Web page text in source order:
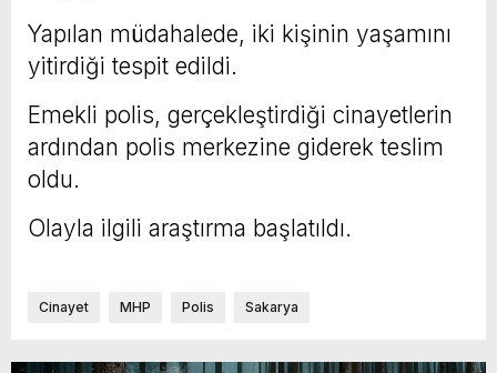
Yapılan müdahalede, iki kişinin yaşamını
yitirdiği tespit edildi.
Emekli polis, gerçekleştirdiği cinayetlerin
ardından polis merkezine giderek teslim
oldu.
Olayla ilgili araştırma başlatıldı.
Cinayet MHP Polis Sakarya